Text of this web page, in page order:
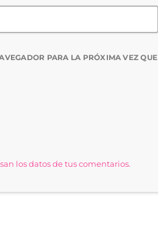
PARA LA PRÓXIMA VEZ QUE
los datos de tus comentarios.